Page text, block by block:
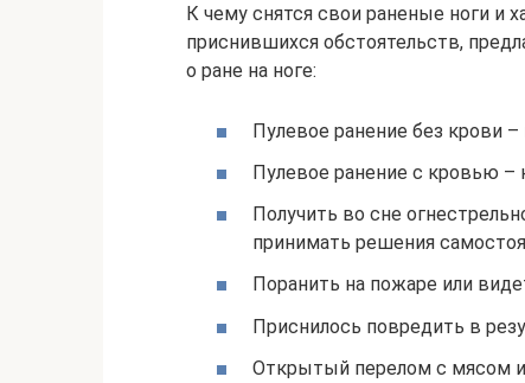
К чему снятся свои раненые ноги и
приснившихся обстоятельств,
о ране на ноге:
Пулевое ранение без крови
Пулевое ранение с кровью –
Получить во сне
принимать решения
Поранить на пожаре или
Приснилось повредить в
Открытый перелом с мясом